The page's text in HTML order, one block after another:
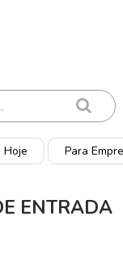
Hoje Para
ENTRADA